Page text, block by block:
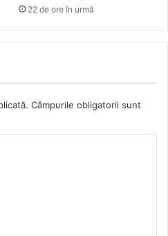
22 de ore în urmă
Câmpurile obligatorii sunt